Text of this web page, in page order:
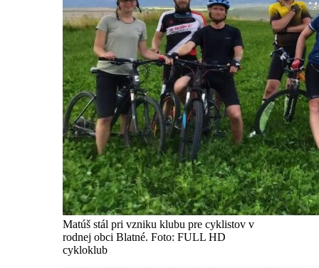
Matúš stál pri vzniku klubu pre cyklistov v
rodnej obci Blatné. Foto: FULL HD
cykloklub